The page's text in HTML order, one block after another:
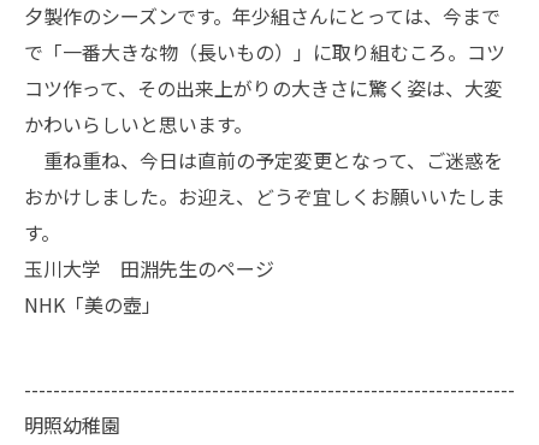
夕製作のシーズンです。年少組さんにとっては、今まで
で「一番大きな物（長いもの）」に取り組むころ。コツ
コツ作って、その出来上がりの大きさに驚く姿は、大変
かわいらしいと思います。
重ね重ね、今日は直前の予定変更となって、ご迷惑を
おかけしました。お迎え、どうぞ宜しくお願いいたしま
す。
玉川大学 田淵先生のページ
NHK「美の壺」
--------------------------------------------------------------------
明照幼稚園